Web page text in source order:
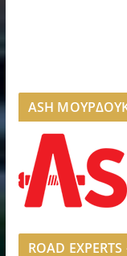
ASH
ROAD